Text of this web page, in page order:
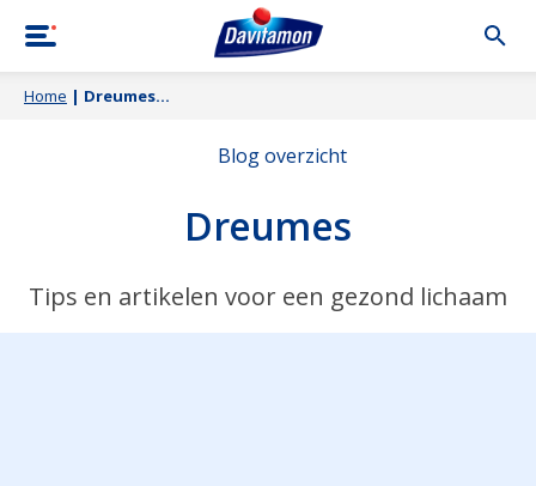
Home | Dreumes
Blog overzicht
Dreumes
Tips en artikelen voor een gezond lichaam